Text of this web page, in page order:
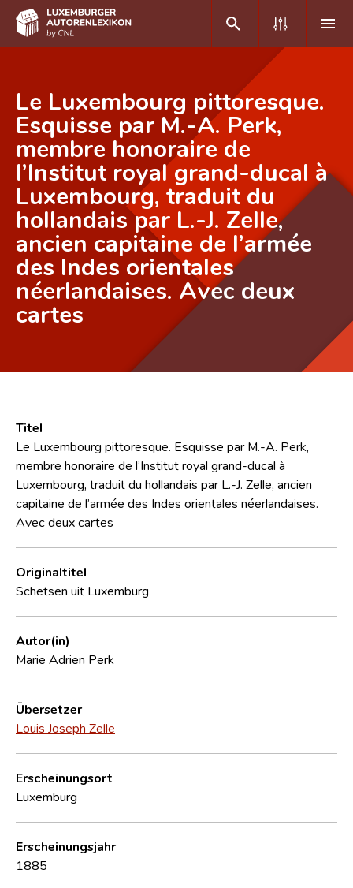
DE FR
Home
Autor(inn)en A-Z
Erweiterte Suche
Häufige Fragen und Antworten
CNL
Forschungsgruppe
Le Luxembourg pittoresque.
Esquisse par M.-A. Perk,
membre honoraire de
l’Institut royal grand-ducal à
Luxembourg, traduit du
hollandais par L.-J. Zelle,
ancien capitaine de l’armée
des Indes orientales
néerlandaises. Avec deux
cartes
Titel
Le Luxembourg pittoresque. Esquisse par M.-A. Perk,
membre honoraire de l’Institut royal grand-ducal à
Luxembourg, traduit du hollandais par L.-J. Zelle, ancien
capitaine de l’armée des Indes orientales néerlandaises.
Avec deux cartes
Originaltitel
Schetsen uit Luxemburg
Autor(in)
Marie Adrien Perk
Übersetzer
Louis Joseph Zelle
Erscheinungsort
Luxemburg
Erscheinungsjahr
1885